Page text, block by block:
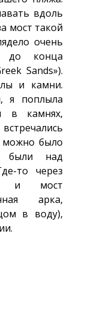
вдоль
мост такой
очень
до конца
Sands»).
и камни.
я поплыла
в камнях,
было
были над
то через
и мост
арка,
в воду),